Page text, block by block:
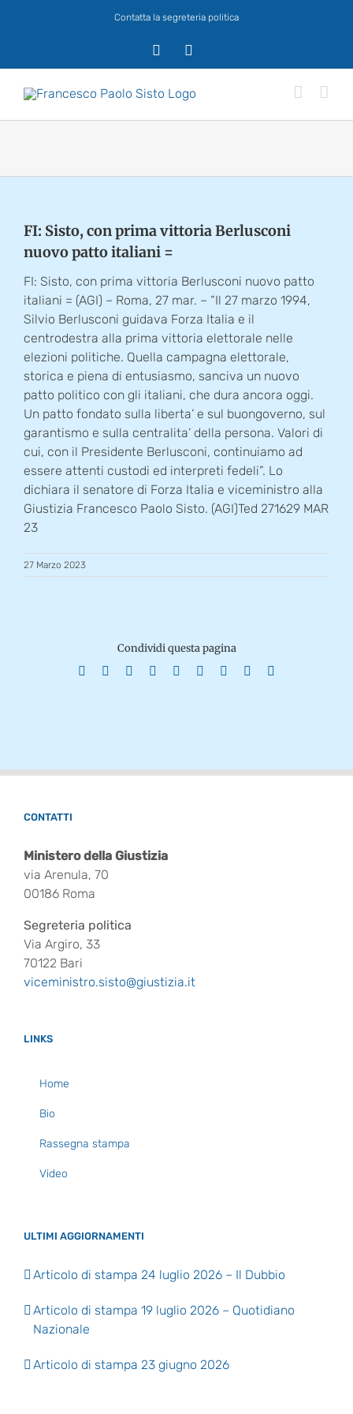
Contatta la segreteria politica
FI: Sisto, con prima vittoria Berlusconi
nuovo patto italiani =
FI: Sisto, con prima vittoria Berlusconi nuovo patto
italiani = (AGI) – Roma, 27 mar. – “Il 27 marzo 1994,
Silvio Berlusconi guidava Forza Italia e il
centrodestra alla prima vittoria elettorale nelle
elezioni politiche. Quella campagna elettorale,
storica e piena di entusiasmo, sanciva un nuovo
patto politico con gli italiani, che dura ancora oggi.
Un patto fondato sulla liberta’ e sul buongoverno, sul
garantismo e sulla centralita’ della persona. Valori di
cui, con il Presidente Berlusconi, continuiamo ad
essere attenti custodi ed interpreti fedeli”. Lo
dichiara il senatore di Forza Italia e viceministro alla
Giustizia Francesco Paolo Sisto. (AGI)Ted 271629 MAR
23
27 Marzo 2023
Condividi questa pagina
Facebook Reddit LinkedInWhatsApp
TumblrPinterest
CONTATTI
Ministero della Giustizia
via Arenula, 70
00186 Roma
Segreteria politica
Via Argiro, 33
70122 Bari
viceministro.sisto@giustizia.it
LINKS
Home
Bio
Rassegna stampa
Video
ULTIMI AGGIORNAMENTI
Articolo di stampa 24 luglio 2026 – Il Dubbio
Articolo di stampa 19 luglio 2026 – Quotidiano
Nazionale
Articolo di stampa 23 giugno 2026